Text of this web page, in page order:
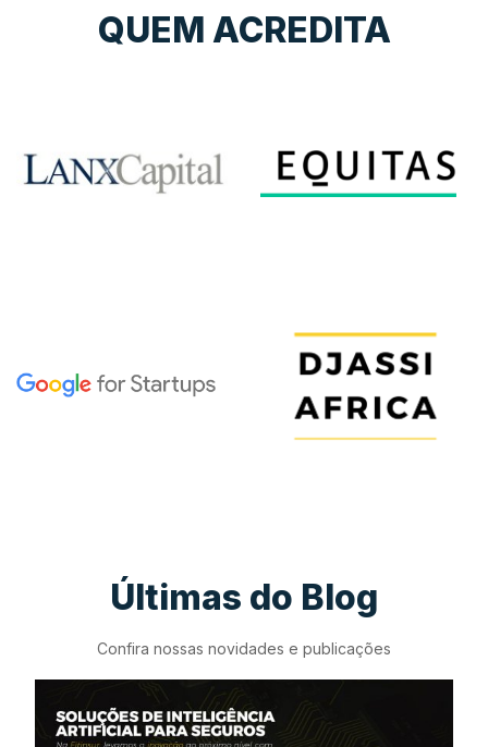
QUEM ACREDITA
Últimas do Blog
Confira nossas novidades e publicações